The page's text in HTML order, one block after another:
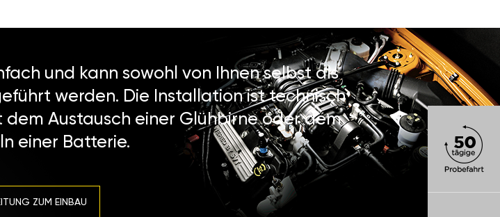
und kann sowohl von Ihnen selbst als
werden. Die Installation ist technisch
Austausch einer Glühbirne oder dem
einer Batterie.
ZUM EINBAU